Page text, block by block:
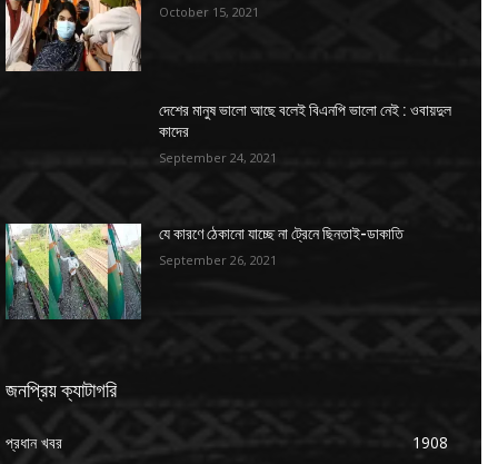
October 15, 2021
দেশের মানুষ ভালো আছে বলেই বিএনপি ভালো নেই : ওবায়দুল
কাদের
September 24, 2021
যে কারণে ঠেকানো যাচ্ছে না ট্রেনে ছিনতাই-ডাকাতি
September 26, 2021
জনপ্রিয় ক্যাটাগরি
প্রধান খবর
1908